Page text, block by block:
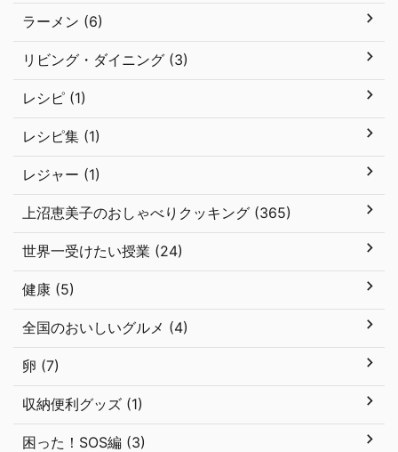
ラーメン (6)
リビング・ダイニング (3)
レシピ (1)
レシピ集 (1)
レジャー (1)
上沼恵美子のおしゃべりクッキング (365)
世界一受けたい授業 (24)
健康 (5)
全国のおいしいグルメ (4)
卵 (7)
収納便利グッズ (1)
困った！SOS編 (3)